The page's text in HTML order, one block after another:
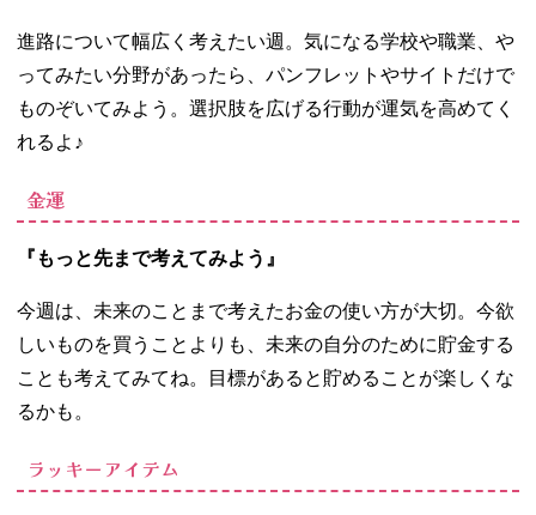
進路について幅広く考えたい週。気になる学校や職業、や
ってみたい分野があったら、パンフレットやサイトだけで
ものぞいてみよう。選択肢を広げる行動が運気を高めてく
れるよ♪
金運
『もっと先まで考えてみよう』
今週は、未来のことまで考えたお金の使い方が大切。今欲
しいものを買うことよりも、未来の自分のために貯金する
ことも考えてみてね。目標があると貯めることが楽しくな
るかも。
ラッキーアイテム